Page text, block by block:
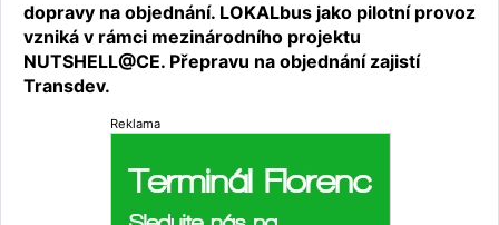
dopravy na objednání. LOKALbus jako pilotní provoz
vzniká v rámci mezinárodního projektu
NUTSHELL@CE. Přepravu na objednání zajistí
Transdev.
Reklama